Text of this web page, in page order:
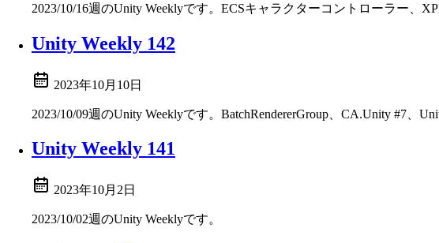
2023/10/16週のUnity Weeklyです。ECSキャラクターコントローラー、
Unity Weekly 142
2023年10月10日
2023/10/09週のUnity Weeklyです。BatchRendererGroup、CA.Unity #7
Unity Weekly 141
2023年10月2日
2023/10/02週のUnity Weeklyです。